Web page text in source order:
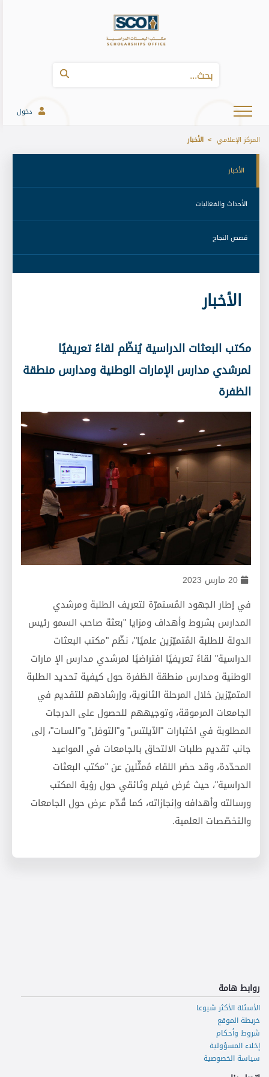
دخول
المركز الإعلامي الأخبار
الأخبار
مكتب البعثات الدراسية يُنظّم لقاءً تعريفيًا
لمرشدي مدارس الإمارات الوطنية ومدارس منطقة
الظفرة
20 مارس 2023
في إطار الجهود المُستمرّة لتعريف الطلبة ومرشدي
المدارس بشروط وأهداف ومزايا "بعثة صاحب السمو رئيس
الدولة للطلبة المُتميّزين علميًا"، نظّم "مكتب البعثات
الدراسية" لقاءً تعريفيًا افتراضيًا لمرشدي مدارس الإ مارات
الوطنية ومدارس منطقة الظفرة حول كيفية تحديد الطلبة
المتميّزين خلال المرحلة الثانوية، وإرشادهم للتقديم في
الجامعات المرموقة، وتوجيههم للحصول على الدرجات
المطلوبة في اختبارات "الآيلتس" و"التوفل" و"السات"، إلى
جانب تقديم طلبات الالتحاق بالجامعات في المواعيد
المحدّدة، وقد حضر اللقاء مُمثّلين عن "مكتب البعثات
الدراسية"، حيث عُرض فيلم وثائقي حول رؤية المكتب
ورسالته وأهدافه وإنجازاته، كما قُدّم عرض حول الجامعات
والتخصّصات العلمية.
روابط هامة
الأسئلة الأكثر شيوعا
خريطة الموقع
شروط وأحكام
إخلاء المسؤولية
سياسة الخصوصية